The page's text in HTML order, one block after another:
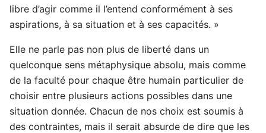
libre d’agir comme il l’entend conformément à ses
aspirations, à sa situation et à ses capacités. »
Elle ne parle pas non plus de liberté dans un
quelconque sens métaphysique absolu, mais comme
de la faculté pour chaque être humain particulier de
choisir entre plusieurs actions possibles dans une
situation donnée. Chacun de nos choix est soumis à
des contraintes, mais il serait absurde de dire que les